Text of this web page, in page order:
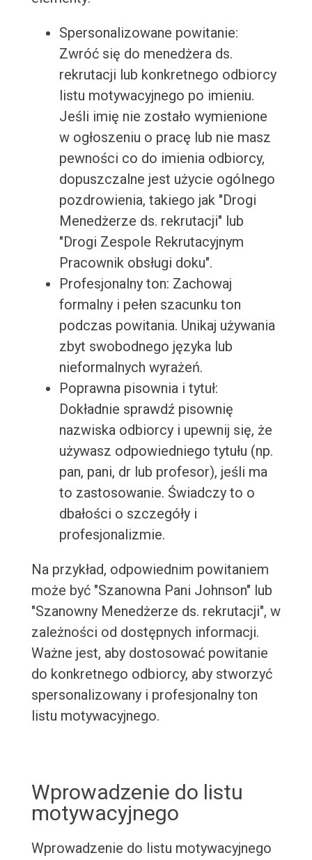
Spersonalizowane powitanie:
Zwróć się do menedżera ds.
rekrutacji lub konkretnego odbiorcy
listu motywacyjnego po imieniu.
Jeśli imię nie zostało wymienione
w ogłoszeniu o pracę lub nie masz
pewności co do imienia odbiorcy,
dopuszczalne jest użycie ogólnego
pozdrowienia, takiego jak "Drogi
Menedżerze ds. rekrutacji" lub
"Drogi Zespole Rekrutacyjnym
Pracownik obsługi doku".
Profesjonalny ton: Zachowaj
formalny i pełen szacunku ton
podczas powitania. Unikaj używania
zbyt swobodnego języka lub
nieformalnych wyrażeń.
Poprawna pisownia i tytuł:
Dokładnie sprawdź pisownię
nazwiska odbiorcy i upewnij się, że
używasz odpowiedniego tytułu (np.
pan, pani, dr lub profesor), jeśli ma
to zastosowanie. Świadczy to o
dbałości o szczegóły i
profesjonalizmie.
Na przykład, odpowiednim powitaniem
może być "Szanowna Pani Johnson" lub
"Szanowny Menedżerze ds. rekrutacji", w
zależności od dostępnych informacji.
Ważne jest, aby dostosować powitanie
do konkretnego odbiorcy, aby stworzyć
spersonalizowany i profesjonalny ton
listu motywacyjnego.
Wprowadzenie do listu
motywacyjnego
Wprowadzenie do listu motywacyjnego